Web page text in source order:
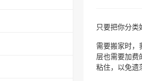
只要把你分类
需要搬家时，
层也需要加费
粘住，以免遗